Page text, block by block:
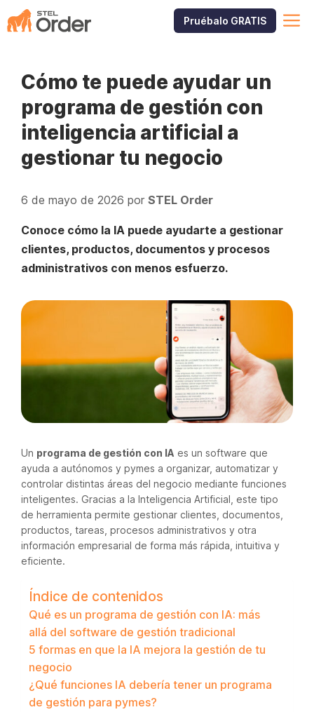
Saltar
al
Pruébalo GRATIS
Cómo te puede ayudar un
programa de gestión con
inteligencia artificial a
gestionar tu negocio
6 de mayo de 2026 por STEL Order
Conoce cómo la IA puede ayudarte a gestionar
clientes, productos, documentos y procesos
administrativos con menos esfuerzo.
Un programa de gestión con IA es un software que
ayuda a autónomos y pymes a organizar, automatizar y
controlar distintas áreas del negocio mediante funciones
inteligentes. Gracias a la Inteligencia Artificial, este tipo
de herramienta permite gestionar clientes, documentos,
productos, tareas, procesos administrativos y otra
información empresarial de forma más rápida, intuitiva y
eficiente.
Índice de contenidos
Qué es un programa de gestión con IA: más
allá del software de gestión tradicional
5 formas en que la IA mejora la gestión de tu
negocio
¿Qué funciones IA debería tener un programa
de gestión para pymes?